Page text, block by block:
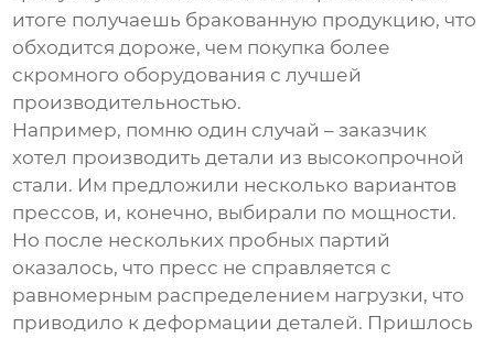
итоге получаешь бракованную продукцию, что
обходится дороже, чем покупка более
скромного оборудования с лучшей
производительностью.
Например, помню один случай – заказчик
хотел производить детали из высокопрочной
стали. Им предложили несколько вариантов
прессов, и, конечно, выбирали по мощности.
Но после нескольких пробных партий
оказалось, что пресс не справляется с
равномерным распределением нагрузки, что
приводило к деформации деталей. Пришлось